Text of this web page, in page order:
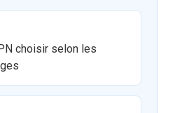
choisir selon les